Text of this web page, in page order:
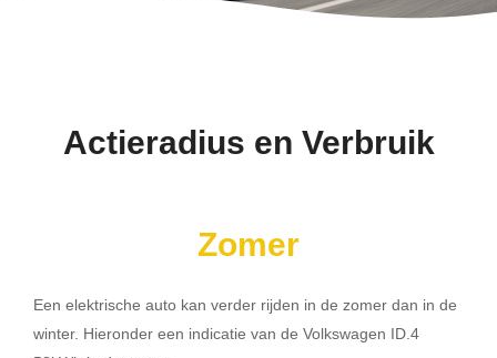
Actieradius en Verbruik
Zomer
Een elektrische auto kan verder rijden in de zomer dan in de
winter. Hieronder een indicatie van de Volkswagen ID.4